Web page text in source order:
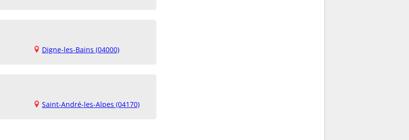
Digne-les-Bains (04000)
Saint-André-les-Alpes (04170)